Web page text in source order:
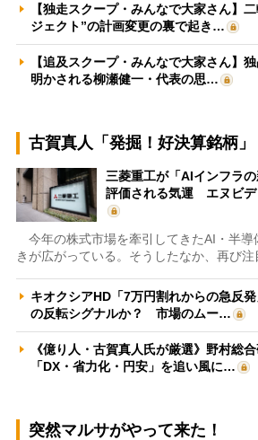
【独走スクープ・みんなで大家さん】
ジェクト”の計画変更の裏で起き…
【追及スクープ・みんなで大家さん】
明かされる柳瀬健一・代表の思…
古賀真人「発掘！好決算銘柄」
三菱重工が「AIインフラ
評価される気運 エヌビ
今年の株式市場を牽引してきたAI・半導
きが広がっている。そうしたなか、再び注
キオクシアHD「7万円割れからの急反
の反転シグナルか？ 市場のムー…
《億り人・古賀真人氏が厳選》野村総
「DX・省力化・円安」を追い風に…
突然マルサがやって来た！